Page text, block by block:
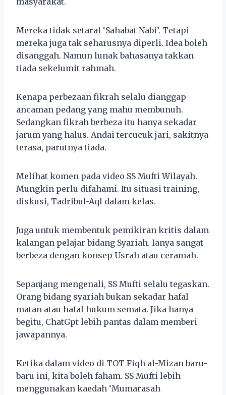
Mereka tidak setaraf ‘Sahabat Nabi’. Tetapi
mereka juga tak seharusnya diperli. Idea boleh
disanggah. Namun lunak bahasanya takkan
tiada sekelumit rahmah.
Kenapa perbezaan fikrah selalu dianggap
ancaman pedang yang mahu membunuh.
Sedangkan fikrah berbeza itu hanya sekadar
jarum yang halus. Andai tercucuk jari, sakitnya
terasa, parutnya tiada.
Melihat komen pada video SS Mufti Wilayah.
Mungkin perlu difahami. Itu situasi training,
diskusi, Tadribul-Aql dalam kelas.
Juga untuk membentuk pemikiran kritis dalam
kalangan pelajar bidang Syariah. Ianya sangat
berbeza dengan konsep Usrah atau ceramah.
Sepanjang mengenali, SS Mufti selalu tegaskan.
Orang bidang syariah bukan sekadar hafal
matan atau hafal hukum semata. Jika hanya
begitu, ChatGpt lebih pantas dalam memberi
jawapannya.
Ketika dalam video di TOT Fiqh al-Mizan baru-
baru ini, kita boleh faham. SS Mufti lebih
menggunakan kaedah ‘Mumarasah